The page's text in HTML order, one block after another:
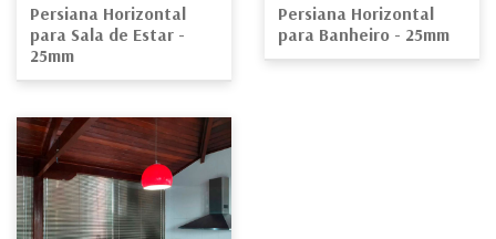
Persiana Horizontal
para Sala de Estar -
25mm
Persiana Horizontal
para Banheiro - 25mm